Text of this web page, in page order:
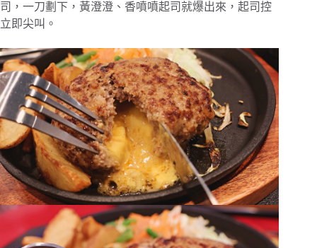
司，一刀劃下，黃澄澄、香噴噴起司就爆出來，起司控
立即尖叫。